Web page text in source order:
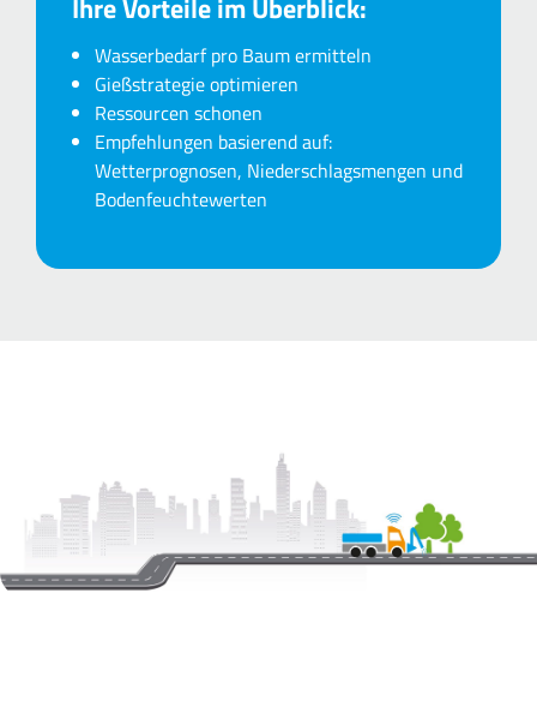
Ihre Vorteile im Überblick:
Wasserbedarf pro Baum ermitteln
Gießstrategie optimieren
Ressourcen schonen
Empfehlungen basierend auf:
Wetterprognosen, Niederschlagsmengen und
Bodenfeuchtewerten